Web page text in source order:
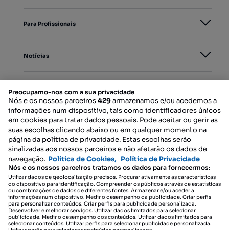
Para Profissionais
Notícias
Mapa do Site
Contacte-nos
SIGA-NOS:
DESCARREGAR NA:
Preocupamo-nos com a sua privacidade
Nós e os nossos parceiros429armazenamos e/ou acedemos a
informações num dispositivo, tais como identificadores únicos
em cookies para tratar dados pessoais. Pode aceitar ou gerir as
suas escolhas clicando abaixo ou em qualquer momento na
página da política de privacidade. Estas escolhas serão
sinalizadas aos nossos parceiros e não afetarão os dados de
navegação. Política de Cookies, Política de Privacidade
Nós e os nossos parceiros tratamos os dados para fornecermos:
Utilizar dados de geolocalização precisos. Procurar ativamente as características
do dispositivo para identificação. Compreender os públicos através de estatísticas
ou combinações de dados de diferentes fontes. Armazenar e/ou aceder a
informações num dispositivo. Medir o desempenho da publicidade. Criar perfis
para personalizar conteúdos. Criar perfis para publicidade personalizada.
Desenvolver e melhorar serviços. Utilizar dados limitados para selecionar
publicidade. Medir o desempenho dos conteúdos. Utilizar dados limitados para
selecionar conteúdos. Utilizar perfis para selecionar publicidade personalizada.